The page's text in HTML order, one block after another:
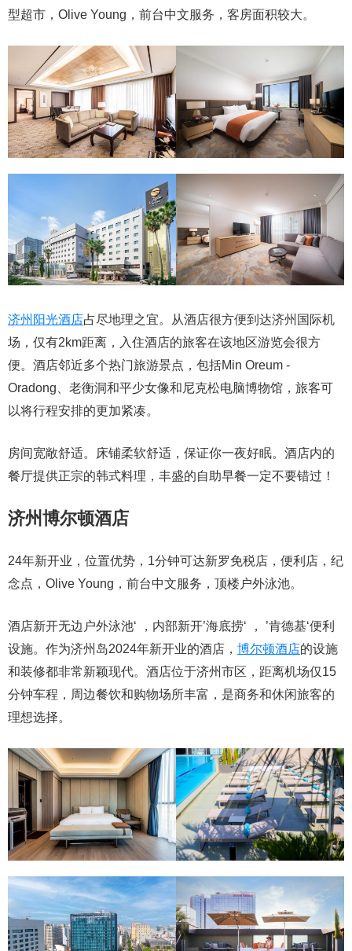
型超市，Olive Young，前台中文服务，客房面积较大。
济州阳光酒店占尽地理之宜。从酒店很方便到达济州国际机
场，仅有2km距离，入住酒店的旅客在该地区游览会很方
便。酒店邻近多个热门旅游景点，包括Min Oreum -
Oradong、老衡洞和平少女像和尼克松电脑博物馆，旅客可
以将行程安排的更加紧凑。
房间宽敞舒适。床铺柔软舒适，保证你一夜好眠。酒店内的
餐厅提供正宗的韩式料理，丰盛的自助早餐一定不要错过！
济州博尔顿酒店
24年新开业，位置优势，1分钟可达新罗免税店，便利店，纪
念点，Olive Young，前台中文服务，顶楼户外泳池。
酒店新开无边户外泳池‘ ，内部新开’海底捞‘ ， ’肯德基‘便利
设施。作为济州岛2024年新开业的酒店， 博尔顿酒店的设施
和装修都非常新颖现代。酒店位于济州市区，距离机场仅15
分钟车程，周边餐饮和购物场所丰富，是商务和休闲旅客的
理想选择。